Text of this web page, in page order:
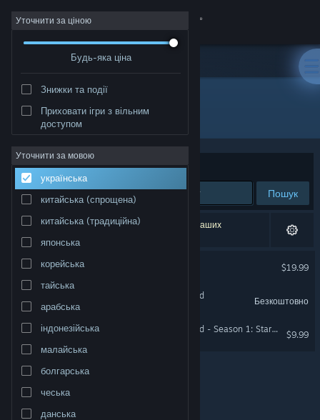
Увійти
Крамниця
Інформація
Підтримка
Змінити мову
Переглянути повну версію
Уточнити за ціною
Будь-яка ціна
Знижки та події
Приховати ігри з вільним
доступом
Уточнити за мовою
українська
китайська (спрощена)
китайська (традиційна)
японська
корейська
тайська
арабська
індонезійська
малайська
болгарська
чеська
данська
Розробник: 1047 Games
Упорядкувати за доречністю
Пошук
Результатів вашого пошуку: 3. Відповідно до ваших
уподобань було виключено 1 найменування.
$19.99
SPLITGATE: Arena Reloaded
Безкоштовно
SPLITGATE: Arena Reloaded - Season 1: Starter Pack
$9.99